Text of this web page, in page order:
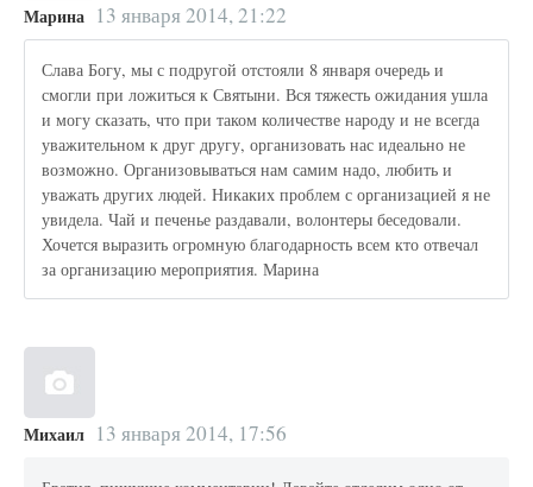
Марина 13 января 2014, 21:22
Слава Богу, мы с подругой отстояли 8 января очередь и
смогли при ложиться к Святыни. Вся тяжесть ожидания ушла
и могу сказать, что при таком количестве народу и не всегда
уважительном к друг другу, организовать нас идеально не
возможно. Организовываться нам самим надо, любить и
уважать других людей. Никаких проблем с организацией я не
увидела. Чай и печенье раздавали, волонтеры беседовали.
Хочется выразить огромную благодарность всем кто отвечал
за организацию мероприятия. Марина
Михаил 13 января 2014, 17:56